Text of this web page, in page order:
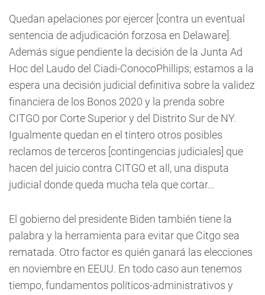
Quedan apelaciones por ejercer [contra un eventual
sentencia de adjudicación forzosa en Delaware].
Además sigue pendiente la decisión de la Junta Ad
Hoc del Laudo del Ciadi-ConocoPhillips; estamos a la
espera una decisión judicial definitiva sobre la validez
financiera de los Bonos 2020 y la prenda sobre
CITGO por Corte Superior y del Distrito Sur de NY.
Igualmente quedan en el tintero otros posibles
reclamos de terceros [contingencias judiciales] que
hacen del juicio contra CITGO et all, una disputa
judicial donde queda mucha tela que cortar…
El gobierno del presidente Biden también tiene la
palabra y la herramienta para evitar que Citgo sea
rematada. Otro factor es quién ganará las elecciones
en noviembre en EEUU. En todo caso aun tenemos
tiempo, fundamentos políticos-administrativos y